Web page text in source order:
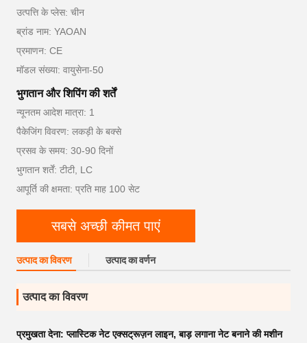
उत्पत्ति के प्लेस: चीन
ब्रांड नाम: YAOAN
प्रमाणन: CE
मॉडल संख्या: वायुसेना-50
भुगतान और शिपिंग की शर्तें
न्यूनतम आदेश मात्रा: 1
पैकेजिंग विवरण: लकड़ी के बक्से
प्रसव के समय: 30-90 दिनों
भुगतान शर्तें: टीटी, LC
आपूर्ति की क्षमता: प्रति माह 100 सेट
सबसे अच्छी कीमत पाएं
उत्पाद का विवरण उत्पाद का वर्णन
उत्पाद का विवरण
प्रमुखता देना:प्लास्टिक नेट एक्सट्रूज़न लाइन,बाड़ लगाना नेट बनाने की मशीन